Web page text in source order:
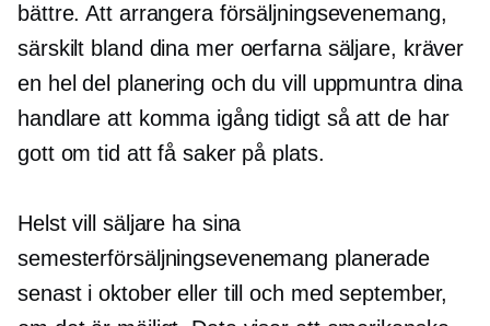
bättre. Att arrangera försäljningsevenemang,
särskilt bland dina mer oerfarna säljare, kräver
en hel del planering och du vill uppmuntra dina
handlare att komma igång tidigt så att de har
gott om tid att få saker på plats.
Helst vill säljare ha sina
semesterförsäljningsevenemang planerade
senast i oktober eller till och med september,